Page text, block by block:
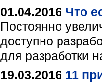
01.04.2016 Что
Постоянно
доступно
для разработки
19.03.2016 11